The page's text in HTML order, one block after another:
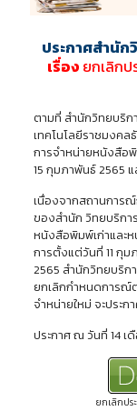
ประกาศสำนัก
เรื่อง ยกเลิกป
ตามที่ สํานักวิทยบริก
เทคโนโลยีราชมงค
การจําหน่ายหนังสือ
15 กุมภาพันธ์ 2565
เนื่องจากสถานการณ์
ของสํานัก วิทยบริกา
หนังสือพิมพ์เก่าและ
การตั้งแต่วันที่ 11 กุ
2565 สํานักวิทยบริก
ยกเลิกกําหนดการณ์
จําหน่ายใหม่ จะประก
ประกาศ ณ วันที่ 14
ยกเลิกป